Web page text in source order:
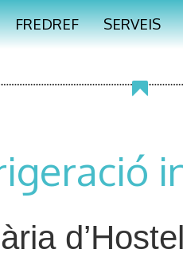
FREDREF SERVEIS